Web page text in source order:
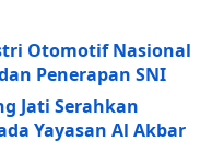
Otomotif Nasional
Penerapan SNI
Jati Serahkan
Yayasan Al Akbar